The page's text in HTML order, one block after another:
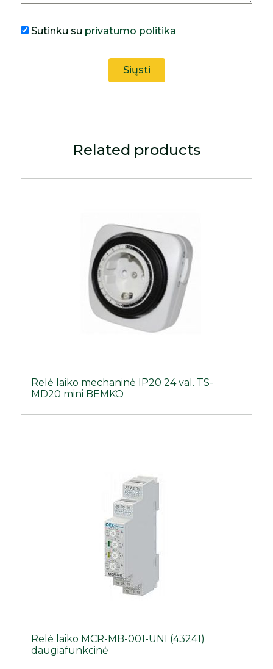
Sutinku su privatumo politika
Related products
Relė laiko mechaninė IP20 24 val. TS-
MD20 mini BEMKO
Relė laiko MCR-MB-001-UNI (43241)
daugiafunkcinė